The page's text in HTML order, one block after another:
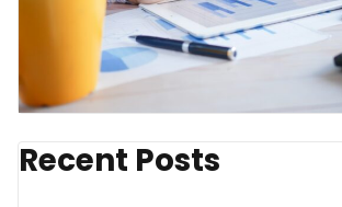
Recent Posts